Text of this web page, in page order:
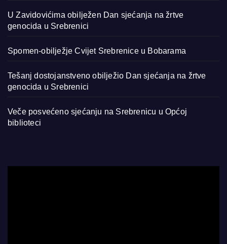
U Zavidovićima obilježen Dan sjećanja na žrtve
genocida u Srebrenici
Spomen-obilježje Cvijet Srebrenice u Bobarama
Tešanj dostojanstveno obilježio Dan sjećanja na žrtve
genocida u Srebrenici
Veče posvećeno sjećanju na Srebrenicu u Općoj
biblioteci